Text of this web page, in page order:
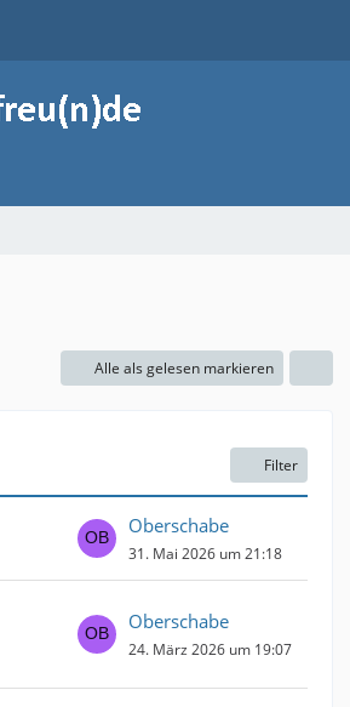
Alle als gelesen markieren
Filter
Oberschabe
31. Mai 2026 um 21:18
Oberschabe
24. März 2026 um 19:07